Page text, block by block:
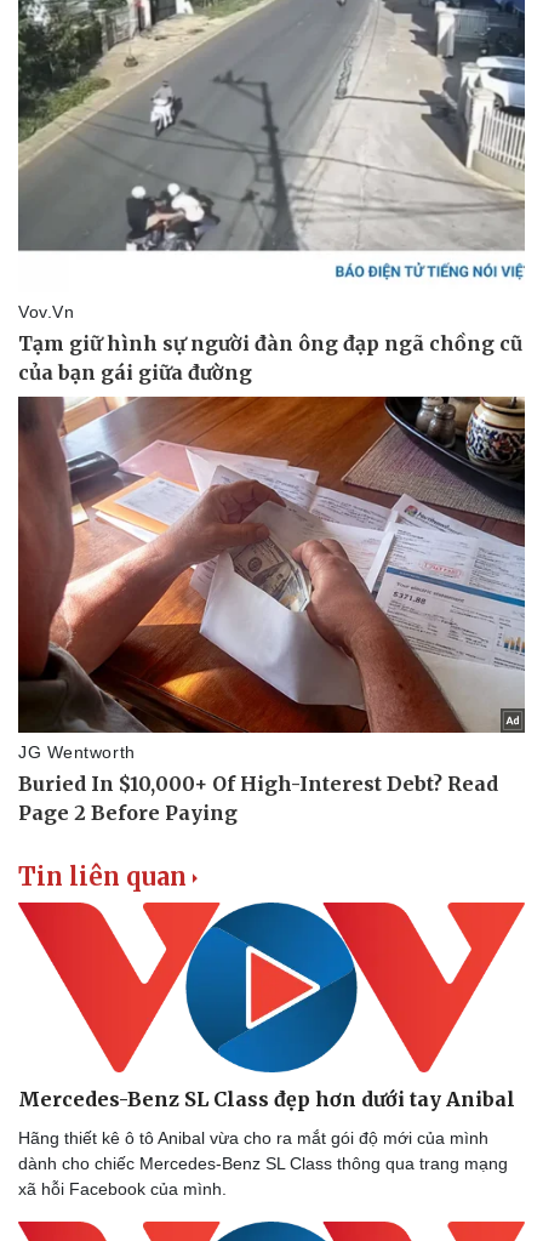
Thông tin doanh nghiệp
Doanh nghiệp 24h
Doanh nhân
Vì cộng đồng
Sành điệu
Tin Công nghệ
Trải nghiệm
Chuyển đổi số
Tin liên quan
Mercedes-Benz SL Class đẹp hơn dưới tay Anibal
Hãng thiết kê ô tô Anibal vừa cho ra mắt gói độ mới của mình
dành cho chiếc Mercedes-Benz SL Class thông qua trang mạng
xã hỗi Facebook của mình.